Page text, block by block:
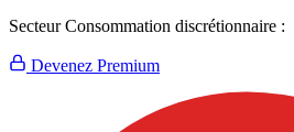
Secteur Consommation discrétionnaire :
Devenez Premium